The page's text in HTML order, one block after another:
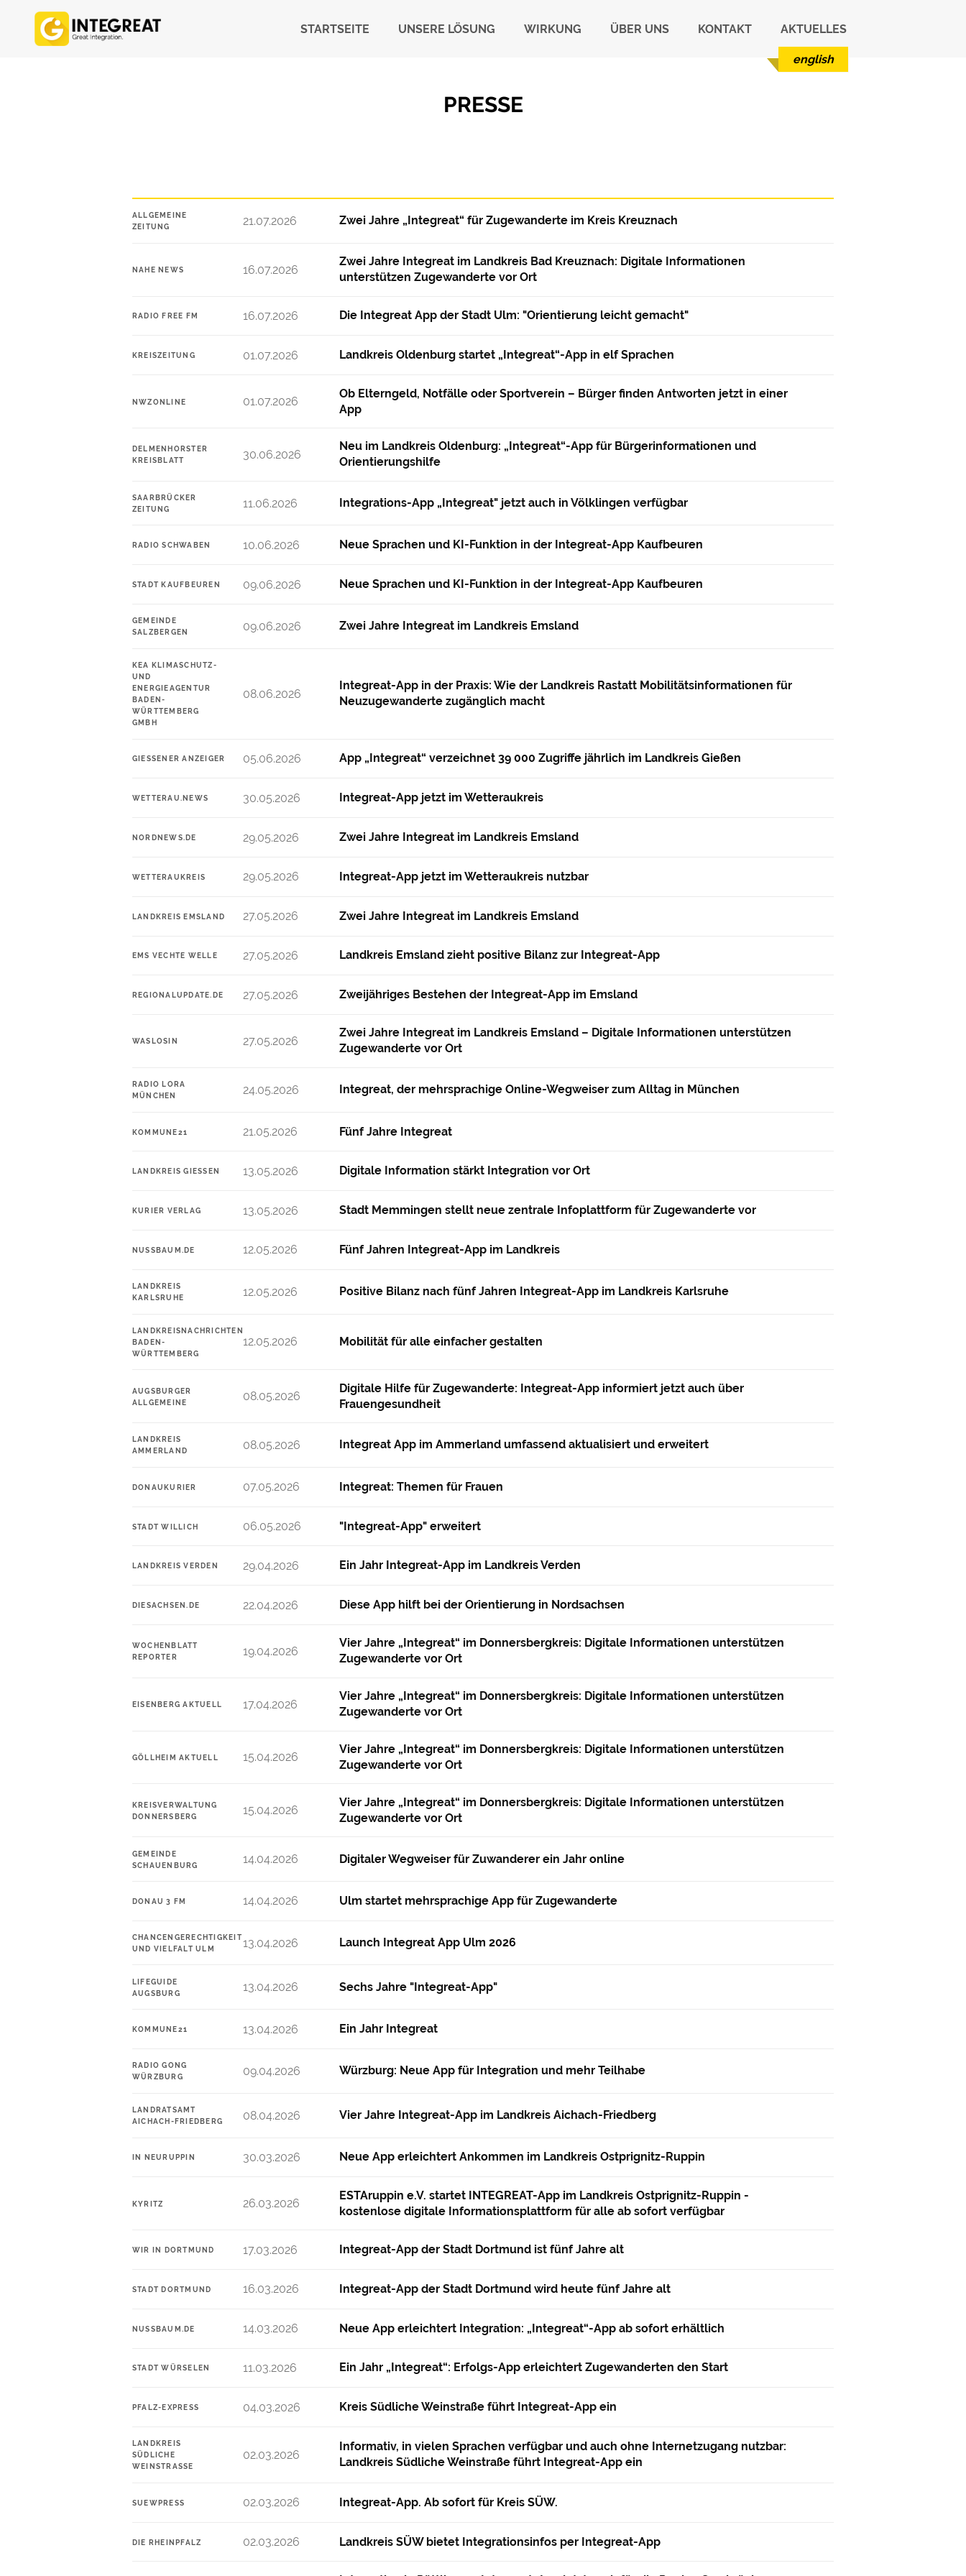
STARTSEITE UNSERE LÖSUNG WIRKUNG ÜBER UNS KONTAKT AKTUELLES
english
PRESSE
ALLGEMEINE
ZEITUNG
21.07.2026 Zwei Jahre „Integreat“ für Zugewanderte im Kreis Kreuznach
NAHE NEWS 16.07.2026
Zwei Jahre Integreat im Landkreis Bad Kreuznach: Digitale Informationen
unterstützen Zugewanderte vor Ort
RADIO FREE FM 16.07.2026 Die Integreat App der Stadt Ulm: "Orientierung leicht gemacht"
KREISZEITUNG 01.07.2026 Landkreis Oldenburg startet „Integreat“-App in elf Sprachen
NWZONLINE 01.07.2026
Ob Elterngeld, Notfälle oder Sportverein – Bürger finden Antworten jetzt in einer
App
DELMENHORSTER
KREISBLATT
30.06.2026
Neu im Landkreis Oldenburg: „Integreat“-App für Bürgerinformationen und
Orientierungshilfe
SAARBRÜCKER
ZEITUNG
11.06.2026 Integrations-App „Integreat" jetzt auch in Völklingen verfügbar
RADIO SCHWABEN 10.06.2026 Neue Sprachen und KI-Funktion in der Integreat-App Kaufbeuren
STADT KAUFBEUREN 09.06.2026 Neue Sprachen und KI-Funktion in der Integreat-App Kaufbeuren
GEMEINDE
SALZBERGEN
09.06.2026 Zwei Jahre Integreat im Landkreis Emsland
KEA KLIMASCHUTZ-
UND
ENERGIEAGENTUR
BADEN-
WÜRTTEMBERG
GMBH
08.06.2026
Integreat-App in der Praxis: Wie der Landkreis Rastatt Mobilitätsinformationen für
Neuzugewanderte zugänglich macht
GIESSENER ANZEIGER 05.06.2026 App „Integreat“ verzeichnet 39 000 Zugriffe jährlich im Landkreis Gießen
WETTERAU.NEWS 30.05.2026 Integreat-App jetzt im Wetteraukreis
NORDNEWS.DE 29.05.2026 Zwei Jahre Integreat im Landkreis Emsland
WETTERAUKREIS 29.05.2026 Integreat-App jetzt im Wetteraukreis nutzbar
LANDKREIS EMSLAND 27.05.2026 Zwei Jahre Integreat im Landkreis Emsland
EMS VECHTE WELLE 27.05.2026 Landkreis Emsland zieht positive Bilanz zur Integreat-App
REGIONALUPDATE.DE 27.05.2026 Zweijähriges Bestehen der Integreat-App im Emsland
WASLOSIN 27.05.2026
Zwei Jahre Integreat im Landkreis Emsland – Digitale Informationen unterstützen
Zugewanderte vor Ort
RADIO LORA
MÜNCHEN
24.05.2026 Integreat, der mehrsprachige Online-Wegweiser zum Alltag in München
KOMMUNE21 21.05.2026 Fünf Jahre Integreat
LANDKREIS GIESSEN 13.05.2026 Digitale Information stärkt Integration vor Ort
KURIER VERLAG 13.05.2026 Stadt Memmingen stellt neue zentrale Infoplattform für Zugewanderte vor
NUSSBAUM.DE 12.05.2026 Fünf Jahren Integreat-App im Landkreis
LANDKREIS
KARLSRUHE
12.05.2026 Positive Bilanz nach fünf Jahren Integreat-App im Landkreis Karlsruhe
LANDKREISNACHRICHTEN
BADEN-
WÜRTTEMBERG
12.05.2026 Mobilität für alle einfacher gestalten
AUGSBURGER
ALLGEMEINE
08.05.2026
Digitale Hilfe für Zugewanderte: Integreat-App informiert jetzt auch über
Frauengesundheit
LANDKREIS
AMMERLAND
08.05.2026 Integreat App im Ammerland umfassend aktualisiert und erweitert
DONAUKURIER 07.05.2026 Integreat: Themen für Frauen
STADT WILLICH 06.05.2026 "Integreat-App" erweitert
LANDKREIS VERDEN 29.04.2026 Ein Jahr Integreat-App im Landkreis Verden
DIESACHSEN.DE 22.04.2026 Diese App hilft bei der Orientierung in Nordsachsen
WOCHENBLATT
REPORTER
19.04.2026
Vier Jahre „Integreat“ im Donnersbergkreis: Digitale Informationen unterstützen
Zugewanderte vor Ort
EISENBERG AKTUELL 17.04.2026
Vier Jahre „Integreat“ im Donnersbergkreis: Digitale Informationen unterstützen
Zugewanderte vor Ort
GÖLLHEIM AKTUELL 15.04.2026
Vier Jahre „Integreat“ im Donnersbergkreis: Digitale Informationen unterstützen
Zugewanderte vor Ort
KREISVERWALTUNG
DONNERSBERG
15.04.2026
Vier Jahre „Integreat“ im Donnersbergkreis: Digitale Informationen unterstützen
Zugewanderte vor Ort
GEMEINDE
SCHAUENBURG
14.04.2026 Digitaler Wegweiser für Zuwanderer ein Jahr online
DONAU 3 FM 14.04.2026 Ulm startet mehrsprachige App für Zugewanderte
CHANCENGERECHTIGKEIT
UND VIELFALT ULM
13.04.2026 Launch Integreat App Ulm 2026
LIFEGUIDE
AUGSBURG
13.04.2026 Sechs Jahre "Integreat-App"
KOMMUNE21 13.04.2026 Ein Jahr Integreat
RADIO GONG
WÜRZBURG
09.04.2026 Würzburg: Neue App für Integration und mehr Teilhabe
LANDRATSAMT
AICHACH-FRIEDBERG
08.04.2026 Vier Jahre Integreat-App im Landkreis Aichach-Friedberg
IN NEURUPPIN 30.03.2026 Neue App erleichtert Ankommen im Landkreis Ostprignitz-Ruppin
KYRITZ 26.03.2026
ESTAruppin e.V. startet INTEGREAT-App im Landkreis Ostprignitz-Ruppin -
kostenlose digitale Informationsplattform für alle ab sofort verfügbar
WIR IN DORTMUND 17.03.2026 Integreat-App der Stadt Dortmund ist fünf Jahre alt
STADT DORTMUND 16.03.2026 Integreat-App der Stadt Dortmund wird heute fünf Jahre alt
NUSSBAUM.DE 14.03.2026 Neue App erleichtert Integration: „Integreat“-App ab sofort erhältlich
STADT WÜRSELEN 11.03.2026 Ein Jahr „Integreat“: Erfolgs-App erleichtert Zugewanderten den Start
PFALZ-EXPRESS 04.03.2026 Kreis Südliche Weinstraße führt Integreat-App ein
LANDKREIS
SÜDLICHE
WEINSTRASSE
02.03.2026
Informativ, in vielen Sprachen verfügbar und auch ohne Internetzugang nutzbar:
Landkreis Südliche Weinstraße führt Integreat-App ein
SUEWPRESS 02.03.2026 Integreat-App. Ab sofort für Kreis SÜW.
DIE RHEINPFALZ 02.03.2026 Landkreis SÜW bietet Integrationsinfos per Integreat-App